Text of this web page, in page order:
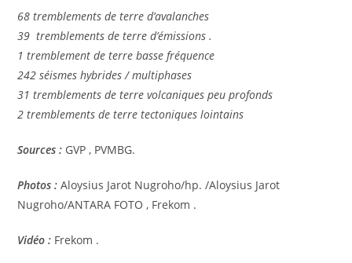
68 tremblements de terre d’avalanches
39 tremblements de terre d’émissions .
1 tremblement de terre basse fréquence
242 séismes hybrides / multiphases
31 tremblements de terre volcaniques peu profonds
2 tremblements de terre tectoniques lointains
Sources : GVP , PVMBG.
Photos : Aloysius Jarot Nugroho/hp. /Aloysius Jarot
Nugroho/ANTARA FOTO , Frekom .
Vidéo : Frekom .